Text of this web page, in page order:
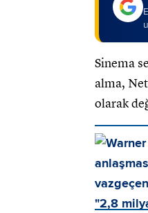
Sinema
alma,
olarak